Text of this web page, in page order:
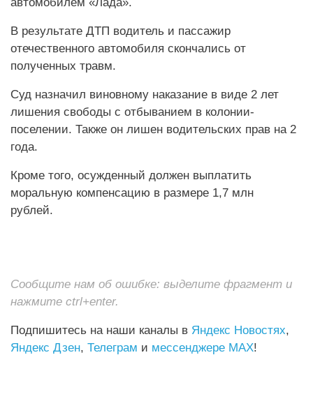
В результате ДТП водитель и пассажир
отечественного автомобиля скончались от
полученных травм.
Суд назначил виновному наказание в виде 2 лет
лишения свободы с отбыванием в колонии-
поселении. Также он лишен водительских прав на 2
года.
Кроме того, осужденный должен выплатить
моральную компенсацию в размере 1,7 млн
рублей.
Сообщите нам об ошибке: выделите фрагмент и
нажмите ctrl+enter.
Подпишитесь на наши каналы в Яндекс Новостях,
Яндекс Дзен, Телеграм и мессенджере MAX!